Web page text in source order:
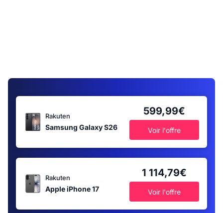
Rakuten
Samsung Galaxy S26
599,99€
Voir l'offre
Rakuten
Apple iPhone 17
1 114,79€
Voir l'offre